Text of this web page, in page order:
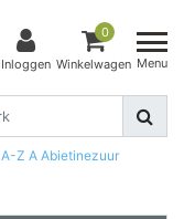
Inloggen
0
Winkelwagen Menu
A-Z A Abietinezuur